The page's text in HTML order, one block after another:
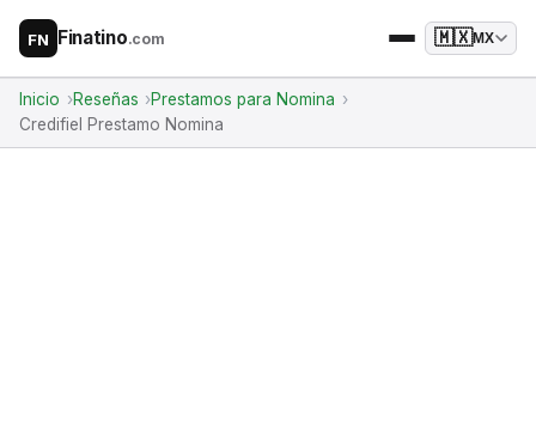
FN Finatino.com 🇲🇽MX
Inicio Reseñas
Prestamos para Nomina
Credifiel Prestamo Nomina